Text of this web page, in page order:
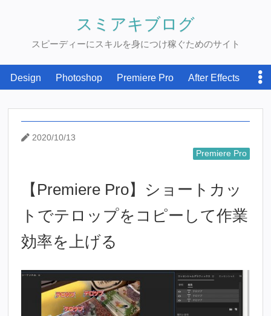
スミアキブログ
スピーディーにスキルを身につけ稼ぐためのサイト
Design Photoshop Premiere Pro After Effects
2020/10/13
Premiere Pro
【Premiere Pro】ショートカッ
トでテロップをコピーして作業
効率を上げる